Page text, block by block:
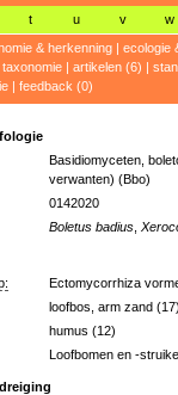
t u v w
& herkenning| ecologie
taxonomie| artikelen (6) |
| feedback (0)
Basidiomyceten,
verwanten) (Bbo)
0142020
Boletus badius,
Ectomycorrhiza
loofbos, arm zand (17)
humus (12)
Loofbomen en -